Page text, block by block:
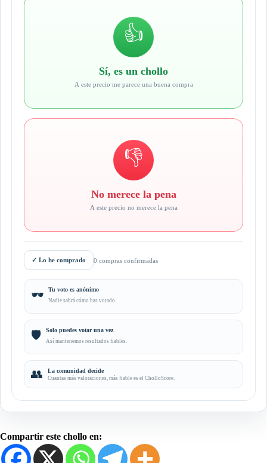
👍
Sí, es un chollo
A este precio me parece una buena compra
👎
No merece la pena
A este precio no merece la pena
✓ Lo he comprado 0 compras confirmadas
🕶️ Tu voto es anónimo
Nadie sabrá cómo has votado.
🛡️ Solo puedes votar una vez
Así mantenemos resultados fiables.
👥 La comunidad decide
Cuantas más valoraciones, más fiable es el CholloScore.
Compartir este chollo en: